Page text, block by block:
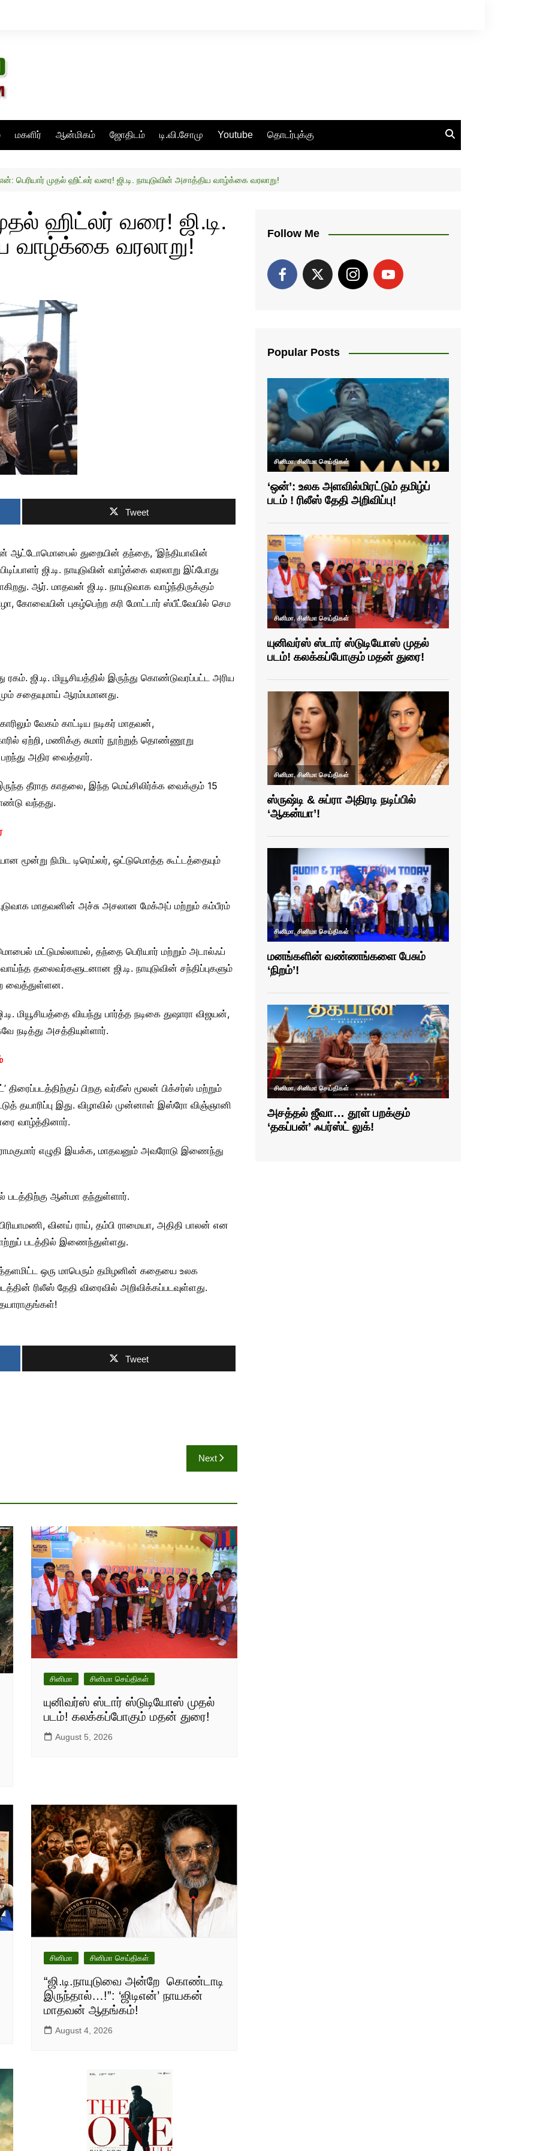
மகளிர் ஆன்மிகம் ஜோதிடம் டி.வி.சோமு Youtube தொடர்புக்கு
பெரியார் முதல் ஹிட்லர் வரை! ஜி.டி. நாயுடுவின் அசாத்திய வாழ்க்கை வரலாறு!
ஹிட்லர் வரை! ஜி.டி.
வாழ்க்கை வரலாறு!
Tweet
ஆட்டோமொபைல் துறையின் தந்தை, ‘இந்தியாவின்
ஜி.டி. நாயுடுவின் வாழ்க்கை வரலாறு இப்போது
ஆர். மாதவன் ஜி.டி. நாயுடுவாக வாழ்ந்திருக்கும்
கோவையின் புகழ்பெற்ற கரி மோட்டார் ஸ்பீட்வேயில் செம
ரகம். ஜி.டி. மியூசியத்தில் இருந்து கொண்டுவரப்பட்ட அரிய
சதையுமாய் ஆரம்பமானது.
வேகம் காட்டிய நடிகர் மாதவன்,
ஏற்றி, மணிக்கு சுமார் நூற்றுத் தொண்ணூறு
அதிர வைத்தார்.
தீராத காதலை, இந்த மெய்சிலிர்க்க வைக்கும் 15
வந்தது.
மூன்று நிமிட டிரெய்லர், ஒட்டுமொத்த கூட்டத்தையும்
மாதவனின் அச்சு அசலான மேக்அப் மற்றும் கம்பீரம்
மட்டுமல்லாமல், தந்தை பெரியார் மற்றும் அடால்ஃப்
தலைவர்களுடனான ஜி.டி. நாயுடுவின் சந்திப்புகளும்
வைத்துள்ளன.
மியூசியத்தை வியந்து பார்த்த நடிகை துஷாரா விஜயன்,
நடித்து அசத்தியுள்ளார்.
திரைப்படத்திற்குப் பிறகு வர்கீஸ் மூலன் பிக்சர்ஸ் மற்றும்
தயாரிப்பு இது. விழாவில் முன்னாள் இஸ்ரோ விஞ்ஞானி
வாழ்த்தினார்.
எழுதி இயக்க, மாதவனும் அவரோடு இணைந்து
ஆன்மா தந்துள்ளார்.
வினய் ராய், தம்பி ராமையா, அதிதி பாலன் என
படத்தில் இணைந்துள்ளது.
ஒரு மாபெரும் தமிழனின் கதையை உலக
ரிலீஸ் தேதி விரைவில் அறிவிக்கப்படவுள்ளது.
Tweet
Next
சினிமா சினிமா செய்திகள்
யுனிவர்ஸ் ஸ்டார் ஸ்டுடியோஸ் முதல்
படம்! கலக்கப்போகும் மதன் துரை!
August 5, 2026
சினிமா சினிமா செய்திகள்
“ஜி.டி.நாயுடுவை அன்றே கொண்டாடி
இருந்தால்…!”: ‘ஜிடிஎன்’ நாயகன்
மாதவன் ஆதங்கம்!
August 4, 2026
Follow Me
Popular Posts